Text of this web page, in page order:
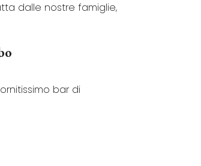
dalle nostre famiglie,
bar di